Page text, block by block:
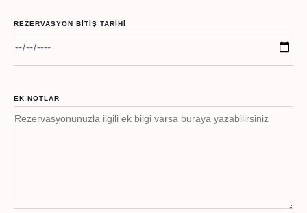
REZERVASYON BITIŞ TARIHI
EK NOTLAR